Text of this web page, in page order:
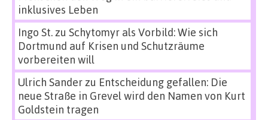
inklusives Leben
Ingo St.zu Schytomyr als Vorbild: Wie sich
Dortmund auf Krisen und Schutzräume
vorbereiten will
Ulrich Sanderzu Entscheidung gefallen: Die
neue Straße in Grevel wird den Namen von Kurt
Goldstein tragen